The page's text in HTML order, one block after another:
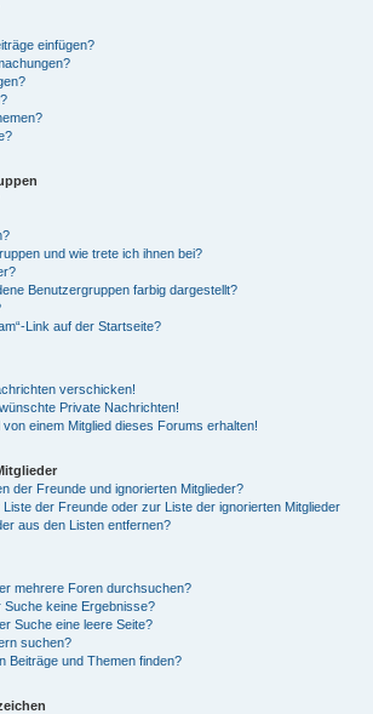
einfügen?
und wie trete ich ihnen bei?
Benutzergruppen farbig dargestellt?
Link auf der Startseite?
verschicken!
Private Nachrichten!
einem Mitglied dieses Forums erhalten!
der Freunde und ignorierten Mitglieder?
der Freunde oder zur Liste der ignorierten Mitglieder
aus den Listen entfernen?
mehrere Foren durchsuchen?
Suche keine Ergebnisse?
Suche eine leere Seite?
suchen?
Beiträge und Themen finden?